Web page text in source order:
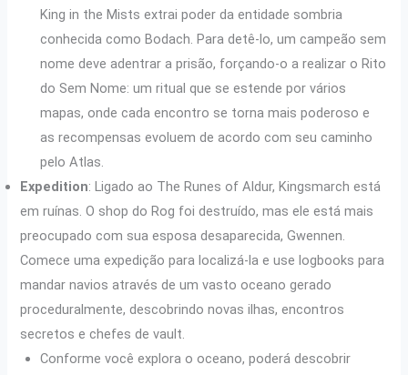
King in the Mists extrai poder da entidade sombria
conhecida como Bodach. Para detê-lo, um campeão sem
nome deve adentrar a prisão, forçando-o a realizar o Rito
do Sem Nome: um ritual que se estende por vários
mapas, onde cada encontro se torna mais poderoso e
as recompensas evoluem de acordo com seu caminho
pelo Atlas.
Expedition: Ligado ao The Runes of Aldur, Kingsmarch está
em ruínas. O shop do Rog foi destruído, mas ele está mais
preocupado com sua esposa desaparecida, Gwennen.
Comece uma expedição para localizá-la e use logbooks para
mandar navios através de um vasto oceano gerado
proceduralmente, descobrindo novas ilhas, encontros
secretos e chefes de vault.
Conforme você explora o oceano, poderá descobrir